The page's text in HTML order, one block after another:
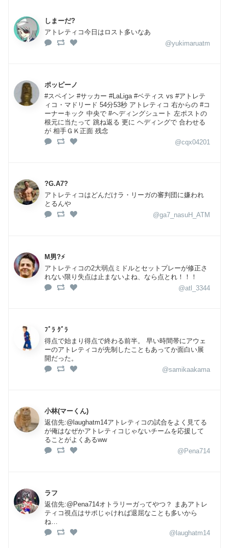
しまーだ?
アトレティコ今日はロスト多いなあ
@yukimaruatm
ポッピーノ
#スペイン #サッカー #LaLiga #ベティス vs #アトレテ
ィコ・マドリード 54分53秒 アトレティコ 右からの #コ
ーナーキック 中央で #ヘディングシュート 左ポストの
根元に当たって 跳ね返る 更に ヘディングで 合わせる
が 相手ＧＫ正面 残念
@cqx04201
?G.A7?
アトレティコはどんだけラ・リーガの審判団に嫌われ
とるんや
@ga7_nasuH_ATM
M男?⚡️
アトレティコの2大弱点ミドルとセットプレーが修正さ
れない限り失点は止まないよね、なら点とれ！！！
@atl_3344
ﾌﾞﾗ ｸﾞﾗ
得点で始まり得点で終わる前半。 早い時間帯にアウェ
ーのアトレティコが先制したこともあってか面白い展
開だった。
@samikaakama
小林(マーくん)
返信先:@laughatm14アトレティコの試合をよく見てる
が俺はなぜかアトレティコじゃないチームを応援して
ることがよくあるww
@Pena714
ラフ
返信先:@Pena714オトラリーガってやつ？ まあアトレ
ティコ視点はサポじゃければ退屈なことも多いから
ね…
@laughatm14